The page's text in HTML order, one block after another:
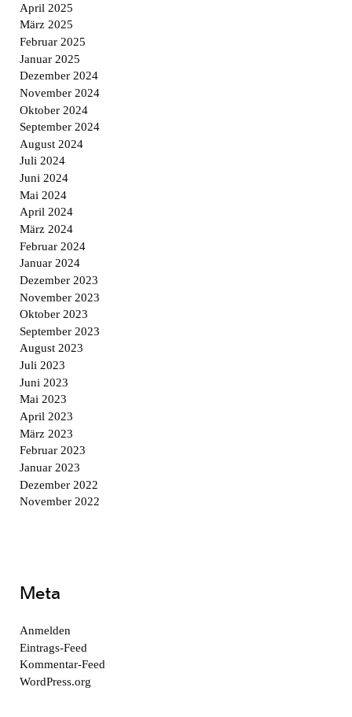
April 2025
März 2025
Februar 2025
Januar 2025
Dezember 2024
November 2024
Oktober 2024
September 2024
August 2024
Juli 2024
Juni 2024
Mai 2024
April 2024
März 2024
Februar 2024
Januar 2024
Dezember 2023
November 2023
Oktober 2023
September 2023
August 2023
Juli 2023
Juni 2023
Mai 2023
April 2023
März 2023
Februar 2023
Januar 2023
Dezember 2022
November 2022
Meta
Anmelden
Eintrags-Feed
Kommentar-Feed
WordPress.org